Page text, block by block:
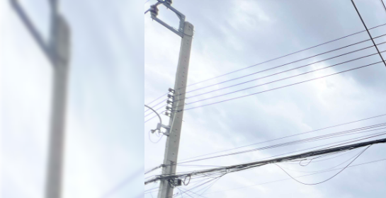
ข่าวสาร
เพิ่มเติม